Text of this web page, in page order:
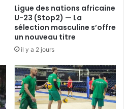
Ligue des nations africaine
U-23 (Stop2) — La
sélection masculine s’offre
un nouveau titre
il y a 2 jours